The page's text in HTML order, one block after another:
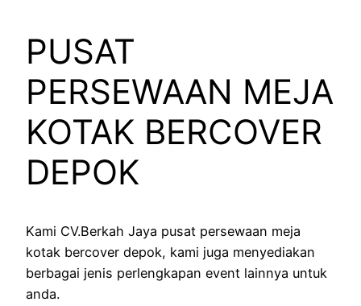
PUSAT
PERSEWAAN MEJA
KOTAK BERCOVER
DEPOK
Kami CV.Berkah Jaya pusat persewaan meja
kotak bercover depok, kami juga menyediakan
berbagai jenis perlengkapan event lainnya untuk
anda.